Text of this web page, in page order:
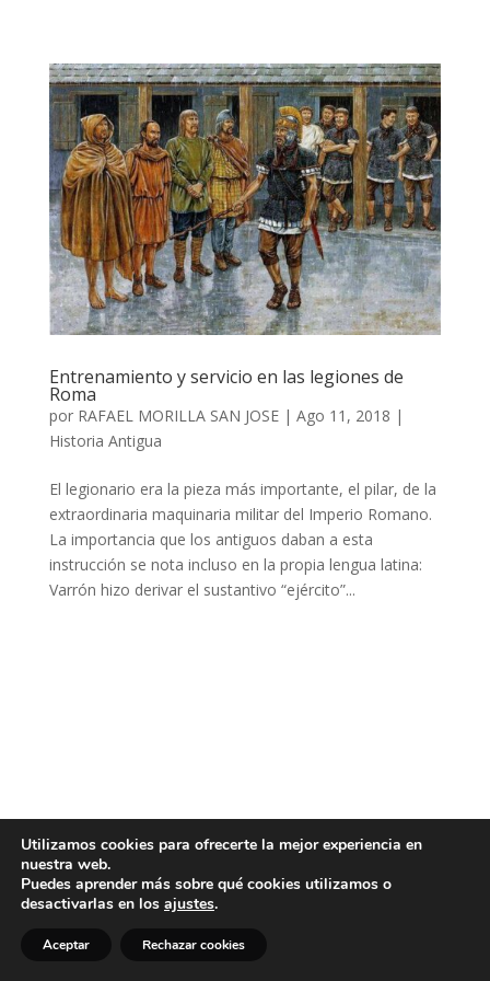
Entrenamiento y servicio en las legiones de
Roma
por RAFAEL MORILLA SAN JOSE| Ago 11, 2018 |
Historia Antigua
El legionario era la pieza más importante, el pilar, de la
extraordinaria maquinaria militar del Imperio Romano.
La importancia que los antiguos daban a esta
instrucción se nota incluso en la propia lengua latina:
Varrón hizo derivar el sustantivo “ejército”...
Utilizamos cookies para ofrecerte la mejor experiencia en
nuestra web.
Puedes aprender más sobre qué cookies utilizamos o
desactivarlas en los ajustes.
Aceptar Rechazar cookies